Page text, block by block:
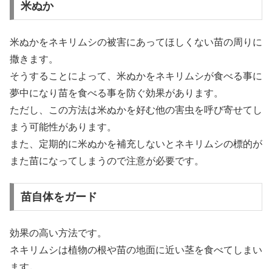
米ぬか
米ぬかをネキリムシの被害にあってほしくない苗の周りに
撒きます。
そうすることによって、米ぬかをネキリムシが食べる事に
夢中になり苗を食べる事を防ぐ効果があります。
ただし、この方法は米ぬかを好む他の害虫を呼び寄せてし
まう可能性があります。
また、定期的に米ぬかを補充しないとネキリムシの標的が
また苗になってしまうので注意が必要です。
苗自体をガード
効果の高い方法です。
ネキリムシは植物の根や苗の地面に近い茎を食べてしまい
ます。